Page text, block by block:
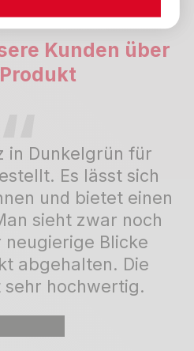
Kunden über
in Dunkelgrün für
Es lässt sich
und bietet einen
sieht zwar noch
neugierige Blicke
abgehalten. Die
hochwertig.